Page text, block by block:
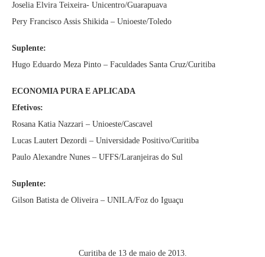
Joselia Elvira Teixeira- Unicentro/Guarapuava
Pery Francisco Assis Shikida – Unioeste/Toledo
Suplente:
Hugo Eduardo Meza Pinto – Faculdades Santa Cruz/Curitiba
ECONOMIA PURA E APLICADA
Efetivos:
Rosana Katia Nazzari – Unioeste/Cascavel
Lucas Lautert Dezordi – Universidade Positivo/Curitiba
Paulo Alexandre Nunes – UFFS/Laranjeiras do Sul
Suplente:
Gilson Batista de Oliveira – UNILA/Foz do Iguaçu
Curitiba de 13 de maio de 2013.